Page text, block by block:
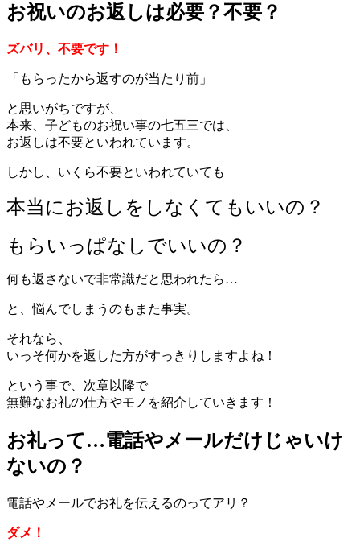
お祝いのお返しは必要？不要？
ズバリ、不要です！
「もらったから返すのが当たり前」
と思いがちですが、
本来、子どものお祝い事の七五三では、
お返しは不要といわれています。
しかし、いくら不要といわれていても
本当にお返しをしなくてもいいの？
もらいっぱなしでいいの？
何も返さないで非常識だと思われたら…
と、悩んでしまうのもまた事実。
それなら、
いっそ何かを返した方がすっきりしますよね！
という事で、次章以降で
無難なお礼の仕方やモノを紹介していきます！
お礼って…電話やメールだけじゃいけ
ないの？
電話やメールでお礼を伝えるのってアリ？
ダメ！